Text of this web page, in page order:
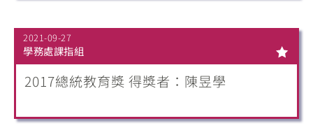
2021-09-27
學務處課指組
2017總統教育獎 得獎者：陳昱學